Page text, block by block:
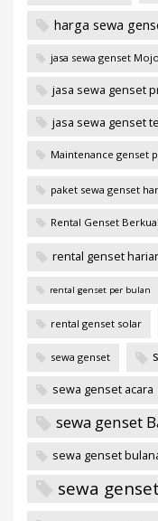
harga sewa
jasa sewa genset
jasa sewa genset
jasa sewa genset
Maintenance genset
paket sewa genset
Rental Genset
rental genset
rental genset per bulan
rental genset solar
sewa genset
sewa genset acara
sewa genset
sewa genset
sewa